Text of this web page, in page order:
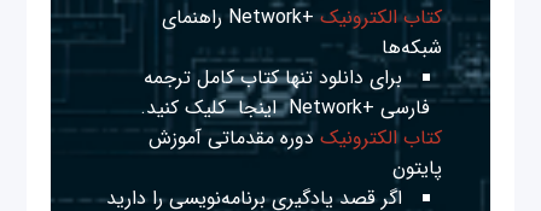
کتاب الکترونیک
+Network راهنمای
شبکه‌ها
برای دانلود تنها کتاب کامل ترجمه
فارسی +Network
اینجا کلیک کنید.
کتاب الکترونیک دوره مقدماتی آموزش
پایتون
اگر قصد یادگیری برنامه‌نویسی را دارید